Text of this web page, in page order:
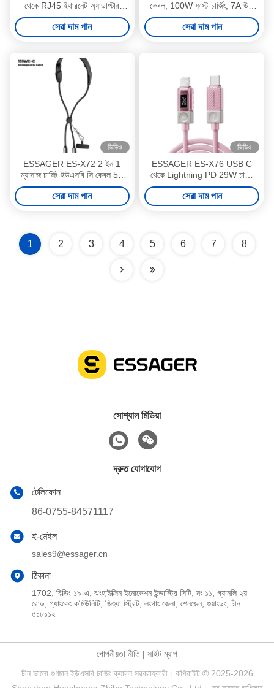
থেকে RJ45 ইথারনেট অ্যাডাপ্টার
1000Mbps
সেরা দাম পান
কেবল, 100W ফাস্ট চার্জিং, 7A উচ্চ
কারেন্ট এবং একাধিক ডিভাইসের জন্য
USB 2.0 480Mbps ডেটা ট্রান্সফার
সেরা দাম পান
ভিডিও
ESSAGER ES-X72 2 ইন 1
ম্যাসাজ চার্জিং ইউএসবি সি কেবল 5A
PD 100W চার্জার টাইপ সি থেকে টাইপ
সি
সেরা দাম পান
ভিডিও
ESSAGER ES-X76 USB C
থেকে Lightning PD 29W চার্জিং
ডেটা ক্যাবল 3 ফুট 6 ফুট ডিজিটাল
ডিসপ্লে
সেরা দাম পান
1 2 3 4 5 6 7 8
সোশ্যাল মিডিয়া
দ্রুত যোগাযোগ
টেলিফোন
86-0755-84571117
ই-মেইল
sales9@essager.cn
ঠিকানা
1702, বিল্ডিং ১৯-এ, ঝংহাইক্সিন ইনোভেশন ইন্ডাস্ট্রি সিটি, নং ১১, গ্যানলি ২য়
রোড, গ্যাংকেং কমিউনিটি, জিহুয়া স্ট্রিট, লংগাং জেলা, শেনজেন, গুয়াংডং, চীন
৫১৮১১২
গোপনীয়তা নীতি| সাইট ম্যাপ
চীন ভালো গুণমান ইউএসবি চার্জিং ক্যাবল সরবরাহকারী। কপিরাইট © 2025-2026